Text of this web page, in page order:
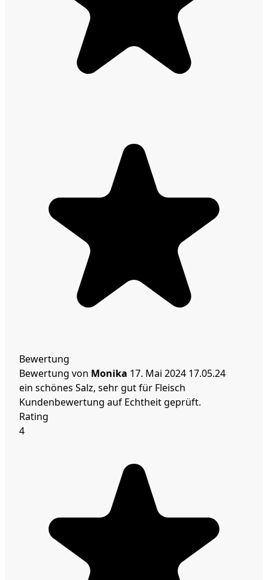
Bewertung
Bewertung von Monika 17. Mai 2024 17.05.24
ein schönes Salz, sehr gut für Fleisch
Kundenbewertung auf Echtheit geprüft.
Rating
4